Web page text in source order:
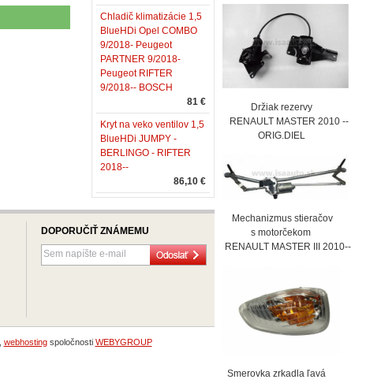
Chladič klimatizácie 1,5
BlueHDi Opel COMBO
9/2018- Peugeot
PARTNER 9/2018-
Peugeot RIFTER
9/2018-- BOSCH
81 €
Kryt na veko ventilov 1,5
BlueHDi JUMPY -
BERLINGO - RIFTER
2018--
86,10 €
DOPORUČIŤ ZNÁMEMU
webhostingspoločnosti WEBYGROUP
Držiak rezervy
RENAULT MASTER 2010 --
ORIG.DIEL
Mechanizmus stieračov
s motorčekom
RENAULT MASTER III 2010--
Smerovka zrkadla ľavá